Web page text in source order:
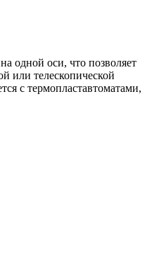
одной оси, что позволяет
или телескопической
с термопластавтоматами,